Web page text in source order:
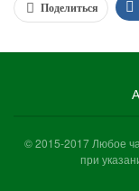
Поделиться
© 2015-2017 Любое
при